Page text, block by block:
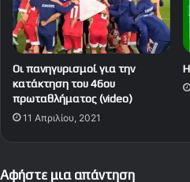
Οι πανηγυρισμοί για την
κατάκτηση του 46ου
πρωταθλήματος (video)
11 Απριλίου, 2021
Αφήστε μια απάντηση